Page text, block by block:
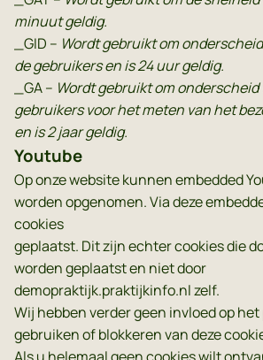
minuut geldig.
_GID – Wordt gebruikt om
de gebruikers en is 24 uur geldig.
_GA – Wordt gebruikt om
gebruikers voor het meten van het
en is 2 jaar geldig.
Youtube
Op onze website kunnen embedded
worden opgenomen. Via deze
cookies
geplaatst. Dit zijn echter cookies die
worden geplaatst en niet door
demopraktijk.praktijkinfo.nl zelf.
Wij hebben verder geen invloed op
gebruiken of blokkeren van deze